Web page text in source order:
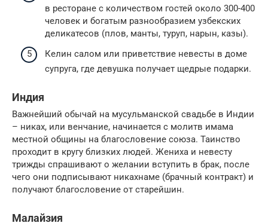
в ресторане с количеством гостей около 300-400
человек и богатым разнообразием узбекских
деликатесов (плов, манты, туруп, нарын, казы).
Келин салом или приветствие невесты в доме
супруга, где девушка получает щедрые подарки.
Индия
Важнейший обычай на мусульманской свадьбе в Индии
– никах, или венчание, начинается с молитв имама
местной общины на благословение союза. Таинство
проходит в кругу близких людей. Жениха и невесту
трижды спрашивают о желании вступить в брак, после
чего они подписывают никахнаме (брачный контракт) и
получают благословение от старейшин.
Малайзия